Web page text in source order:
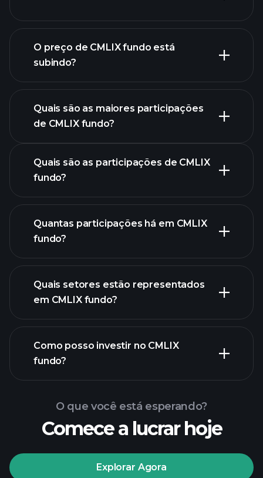
gráfico
avançado
O preço de CMLIX fundo está
subindo?
Quais são as maiores participações
de CMLIX fundo?
Quais são as participações de CMLIX
fundo?
Quantas participações há em CMLIX
fundo?
participações
Quais setores estão representados
em CMLIX fundo?
Como posso investir no CMLIX
fundo?
O que você está esperando?
Comece a lucrar hoje
Explorar Agora